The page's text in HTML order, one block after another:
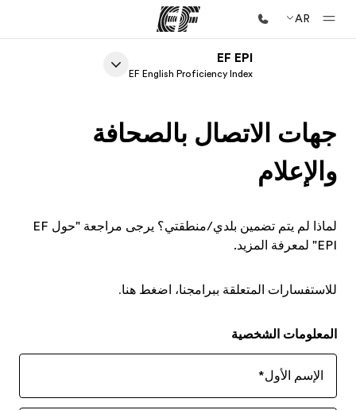
AR
الصفحة الرئيسية
برامج
شاهد كل ما نقوم به
مكاتب
نبذة عنا
إنضم إلى الفريق
EF EPI
EF English Proficiency Index
جهات الاتصال بالصحافة
والإعلام
لماذا لم يتم تضمين بلدي/منطقتي؟ يرجى مراجعة
"حول EF
EPI"
لمعرفة المزيد.
للاستفسارات المتعلقة ببرامجنا، اضغط هنا.
المعلومات الشخصية
الإسم الأول*